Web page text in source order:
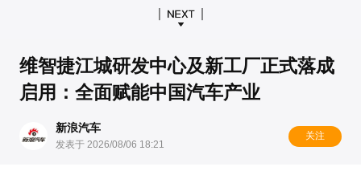
维智捷江城研发中心及新工厂正式落成
启用：全面赋能中国汽车产业
新浪汽车
发表于 2026/08/06 18:21
关注